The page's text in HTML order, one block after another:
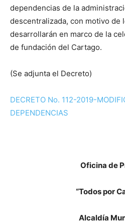
dependencias de la
descentralizada, con motivo de
desarrollarán en marco de la
de fundación del Cartago.
(Se adjunta el Decreto)
DECRETO No. 112-2019-
DEPENDENCIAS
Oficina de
“Todos por
Alcaldía